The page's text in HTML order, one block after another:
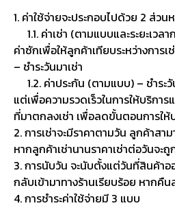
1. ค่าใช้จ่ายจะประกอบไปด้วย 2 ส่วน
1.1. ค่าเช่า (ตามแบบและระยะเวล
ค่าซักเพื่อให้ลูกค้าเทียบระหว่างการ
– ชำระวันมาเช่า
1.2. ค่าประกัน (ตามแบบ) – ชำระ
แต่เพื่อความรวดเร็วในการให้บริการ
ที่มาตกลงเช่า เพื่อลดขั้นตอนการให้
2. การเช่าจะมีราคาตามวัน ลูกค้าสา
หากลูกค้าเช่านานราคาเช่าต่อวันจะถู
3. การนับวัน จะนับตั้งแต่วันที่สินค้า
กลับเข้ามาทางร้านเรียบร้อย หากคืน
4. การชำระค่าใช้จ่ายมี 3 แบบ